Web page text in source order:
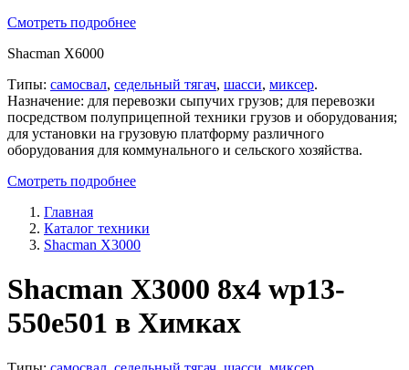
Смотреть подробнее
Shacman X6000
Типы: самосвал, седельный тягач, шасси, миксер.
Назначение: для перевозки сыпучих грузов; для перевозки
посредством полуприцепной техники грузов и оборудования;
для установки на грузовую платформу различного
оборудования для коммунального и сельского хозяйства.
Смотреть подробнее
Главная
Каталог техники
Shacman X3000
Shacman X3000 8x4 wp13-
550e501 в Химках